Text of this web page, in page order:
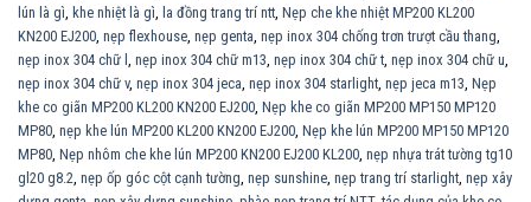
lún là gì khe nhiệt là gì la đồng trang trí ntt Nẹp che khe nhiệt MP200 KL200
KN200 EJ200 nẹp flexhouse nẹp genta nẹp inox 304 chống trơn trượt cầu thang
nẹp inox 304 chữ l nẹp inox 304 chữ m13 nẹp inox 304 chữ t nẹp inox 304 chữ u
nẹp inox 304 chữ v, nẹp inox 304 jeca nẹp inox 304 starlight nẹp jeca m13 Nẹp
khe co giãn MP200 KL200 KN200 EJ200 Nẹp khe co giãn MP200 MP150 MP120
MP80 nẹp khe lún MP200 KL200 KN200 EJ200 Nẹp khe lún MP200 MP150 MP120
MP80 Nẹp nhôm che khe lún MP200 KN200 EJ200 KL200 nẹp nhựa trát tường tg10
gl20 g8.2 nẹp ốp góc cột cạnh tường nẹp sunshine nẹp trang trí starlight nẹp xây